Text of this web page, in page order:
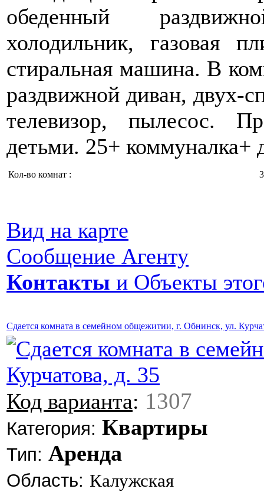
обеденный
холодильник, газовая
стиральная машина. В
раздвижной диван, двух-
телевизор, пылесос.
детьми. 25+ коммуналка+
Кол-во комнат : 3
Вид на карте
Сообщение Агенту
Контакты и Объекты
Сдается комната в семейном общежитии, г. Обнинск, ул.
Код варианта: 1307
Категория: Квартиры
Тип: Аренда
Область: Калужская